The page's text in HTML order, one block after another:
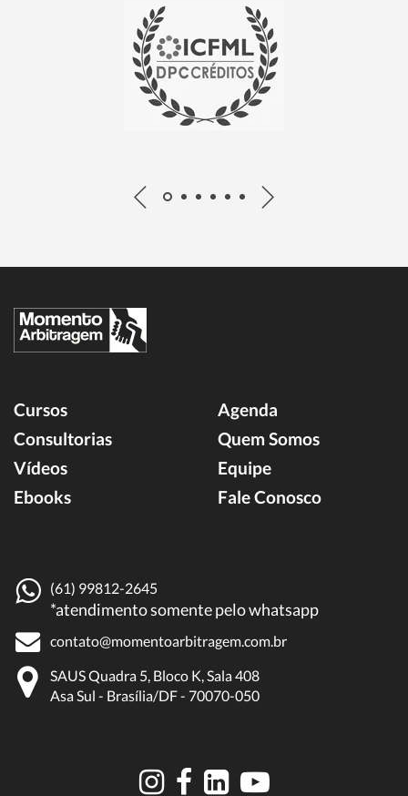
Cursos
Consultorias
Vídeos
Ebooks
Agenda
Quem Somos
Equipe
Fale Conosco
(61) 99812-2645
*atendimento somente pelo whatsapp
contato@momentoarbitragem.com.br
SAUS Quadra 5, Bloco K, Sala 408
Asa Sul - Brasília/DF - 70070-050